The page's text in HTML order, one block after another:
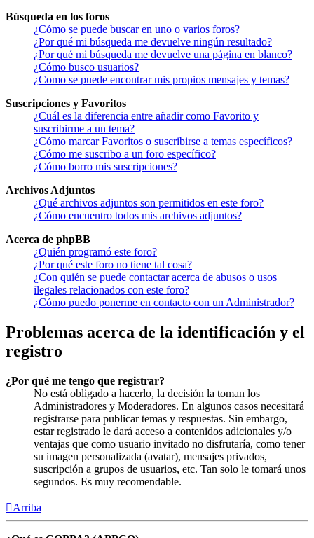
Búsqueda en los foros
¿Cómo se puede buscar en uno o varios foros?
¿Por qué mi búsqueda me devuelve ningún resultado?
¿Por qué mi búsqueda me devuelve una página en blanco?
¿Cómo busco usuarios?
¿Como se puede encontrar mis propios mensajes y temas?
Suscripciones y Favoritos
¿Cuál es la diferencia entre añadir como Favorito y
suscribirme a un tema?
¿Cómo marcar Favoritos o suscribirse a temas específicos?
¿Cómo me suscribo a un foro específico?
¿Cómo borro mis suscripciones?
Archivos Adjuntos
¿Qué archivos adjuntos son permitidos en este foro?
¿Cómo encuentro todos mis archivos adjuntos?
Acerca de phpBB
¿Quién programó este foro?
¿Por qué este foro no tiene tal cosa?
¿Con quién se puede contactar acerca de abusos o usos
ilegales relacionados con este foro?
¿Cómo puedo ponerme en contacto con un Administrador?
Problemas acerca de la identificación y el
registro
¿Por qué me tengo que registrar?
No está obligado a hacerlo, la decisión la toman los
Administradores y Moderadores. En algunos casos necesitará
registrarse para publicar temas y respuestas. Sin embargo,
estar registrado le dará acceso a contenidos adicionales y/o
ventajas que como usuario invitado no disfrutaría, como tener
su imagen personalizada (avatar), mensajes privados,
suscripción a grupos de usuarios, etc. Tan solo le tomará unos
segundos. Es muy recomendable.
Arriba